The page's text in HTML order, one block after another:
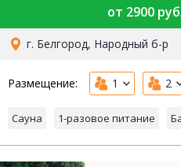
от 2900
г. Белгород, Народный б-р
Размещение: 1 2
Сауна 1-разовое питание